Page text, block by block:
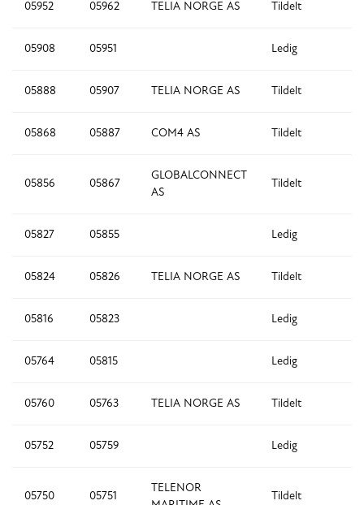
05952 05962 TELIA NORGE AS Tildelt
05908 05951 Ledig
05888 05907 TELIA NORGE AS Tildelt
05868 05887 COM4 AS Tildelt
05856 05867
GLOBALCONNECT
AS
Tildelt
05827 05855 Ledig
05824 05826 TELIA NORGE AS Tildelt
05816 05823 Ledig
05764 05815 Ledig
05760 05763 TELIA NORGE AS Tildelt
05752 05759 Ledig
05750 05751
TELENOR
Tildelt